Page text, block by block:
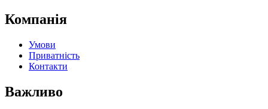
Компанія
Умови
Приватність
Контакти
Важливо